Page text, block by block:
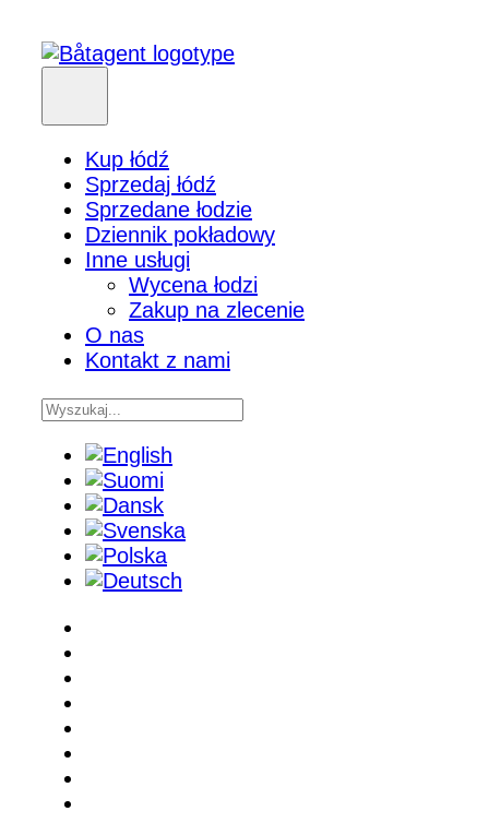
Kup łódź
Sprzedaj łódź
Sprzedane łodzie
Dziennik pokładowy
Inne usługi
Wycena łodzi
Zakup na zlecenie
O nas
Kontakt z nami